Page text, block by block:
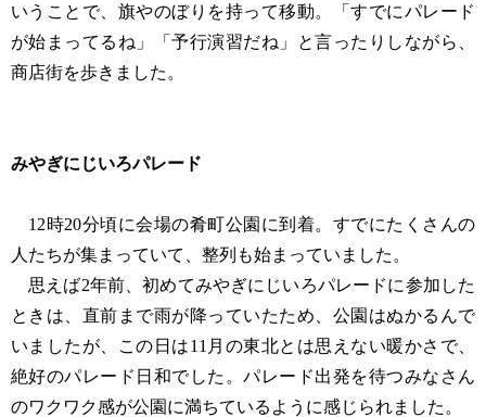
いうことで、旗やのぼりを持って移動。「すでにパレード
が始まってるね」「予行演習だね」と言ったりしながら、
商店街を歩きました。
みやぎにじいろパレード
12時20分頃に会場の肴町公園に到着。すでにたくさんの
人たちが集まっていて、整列も始まっていました。
思えば2年前、初めてみやぎにじいろパレードに参加した
ときは、直前まで雨が降っていたため、公園はぬかるんで
いましたが、この日は11月の東北とは思えない暖かさで、
絶好のパレード日和でした。パレード出発を待つみなさん
のワクワク感が公園に満ちているように感じられました。